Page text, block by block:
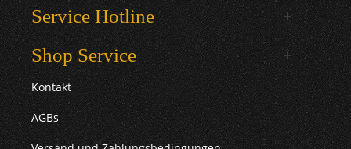
Service Hotline
Shop Service
Kontakt
AGBs